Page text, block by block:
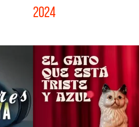
2024